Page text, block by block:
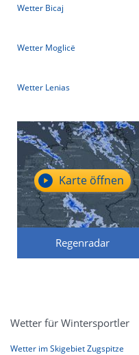
Wetter Bicaj
Wetter Moglicë
Wetter Lenias
Regenradar
Karte öffnen
Wetter für Wintersportler
Wetter im Skigebiet Zugspitze